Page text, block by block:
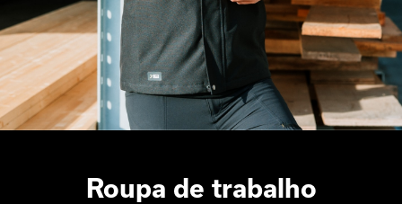
Roupa de trabalho